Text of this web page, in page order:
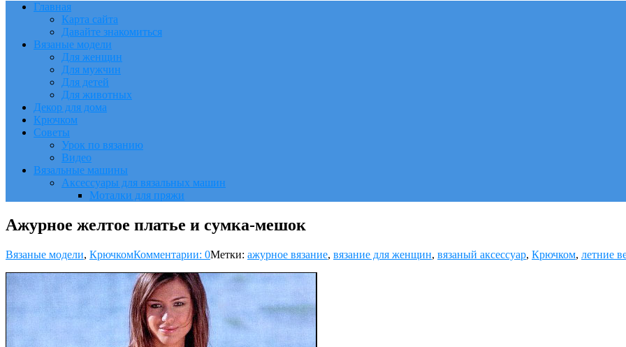
Главная
Карта сайта
Давайте знакомиться
Вязаные модели
Для женщин
Для мужчин
Для детей
Для животных
Декор для дома
Крючком
Советы
Урок по вязанию
Видео
Вязальные машины
Аксессуары для вязальных машин
Моталки для пряжи
Ажурное желтое платье и сумка-мешок
Вязаные модели, КрючкомКомментарии: 0Метки: ажурное вязание, вязание для женщин, вязаный аксессуар, Крючком, летние